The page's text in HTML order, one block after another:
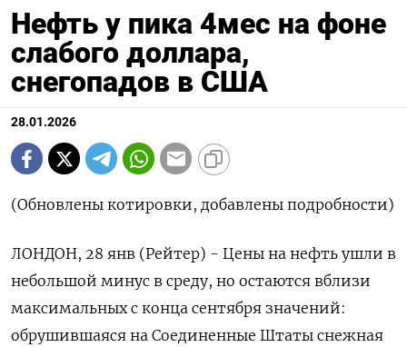
Нефть у пика 4мес на фоне
слабого доллара,
снегопадов в США
28.01.2026
(Обновлены котировки, добавлены подробности)
ЛОНДОН, 28 янв (Рейтер) - Цены на нефть ушли в
небольшой минус в среду, но остаются вблизи
максимальных с конца ⁠сентября значений:
обрушившаяся на Соединенные Штаты снежная